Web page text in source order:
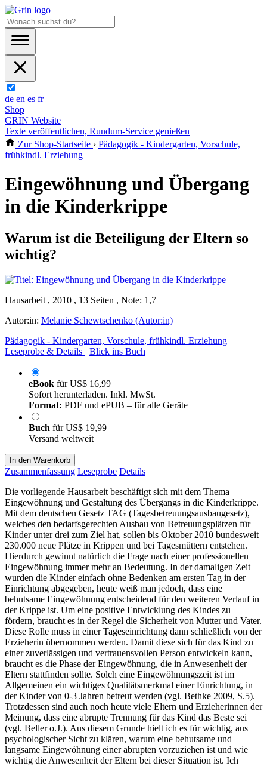
de en es fr
Shop
GRIN Website
Texte veröffentlichen, Rundum-Service genießen
Zur Shop-Startseite › Pädagogik - Kindergarten, Vorschule,
frühkindl. Erziehung
Eingewöhnung und Übergang
in die Kinderkrippe
Warum ist die Beteiligung der Eltern so
wichtig?
Hausarbeit , 2010 , 13 Seiten , Note: 1,7
Autor:in: Melanie Schewtschenko (Autor:in)
Pädagogik - Kindergarten, Vorschule, frühkindl. Erziehung
Leseprobe & Details
Blick ins Buch
eBook fürUS$ 16,99
Sofort herunterladen. Inkl. MwSt.
Format: PDF und ePUB – für alle Geräte
Buch fürUS$ 19,99
Versand weltweit
In den Warenkorb
Zusammenfassung Leseprobe Details
Die vorliegende Hausarbeit beschäftigt sich mit dem Thema
Eingewöhnung und Gestaltung des Übergangs in die Kinderkrippe.
Mit dem deutschen Gesetz TAG (Tagesbetreuungsausbaugesetz),
welches den bedarfsgerechten Ausbau von Betreuungsplätzen für
Kinder unter drei zum Ziel hat, sollen bis Oktober 2010 bundesweit
230.000 neue Plätze in Krippen und bei Tagesmüttern entstehen.
Hierdurch gewinnt natürlich die Frage nach einer professionellen
Eingewöhnung immer mehr an Bedeutung. In der damaligen Zeit
wurden die Kinder einfach ohne Bedenken am ersten Tag in der
Einrichtung abgegeben, heute weiß man jedoch, dass eine
behutsame Eingewöhnung entscheidend für den weiteren Verlauf in
der Krippe ist. Um eine positive Entwicklung des Kindes zu
fördern, braucht es in der Regel die Sicherheit von Mutter und Vater.
Diese Rolle muss in einer Tageseinrichtung dann schließlich von der
Erzieherin übernommen werden. Damit diese sich für das Kind zu
einer zuverlässigen und vertrauensvollen Person entwickeln kann,
braucht es die Phase der Eingewöhnung, die in Anwesenheit der
Eltern stattfinden sollte. Solch eine Eingewöhnungszeit ist im
Allgemeinen ein wichtiges Qualitätsmerkmal einer Einrichtung, in
der Kinder von 0-3 Jahren betreut werden (vgl. Bethke 2009, S.5).
Trotzdessen sind auch noch heute viele Eltern und Erzieherinnen der
Meinung, dass eine abrupte Trennung für das Kind das Beste sei
(vgl. Beller o.J.). Aus diesem Grunde hielt ich es für wichtig, aus
psychologischer Sicht zu klären, warum eine behutsame und
langsame Eingewöhnung einer abrupten vorzuziehen ist und wie
wichtig die Anwesenheit der Eltern bei dieser Situation ist. Ich